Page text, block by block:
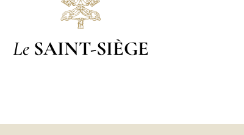
Le SAINT-SIÈGE